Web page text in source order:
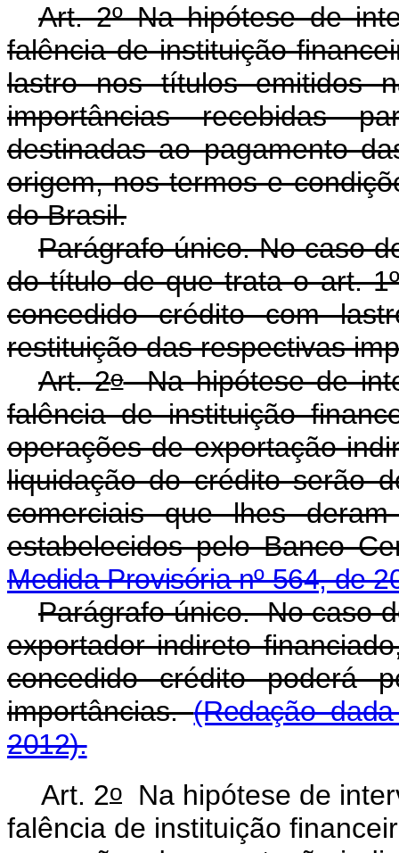
Art. 2º Na hipótese de
falência de instituição
lastro nos títulos emitidos
importâncias recebidas
destinadas ao pagamento
origem, nos termos e
do Brasil.
Parágrafo único. No caso
do título de que trata o art.
concedido crédito com
restituição das respectivas
Art. 2oNa hipótese de
falência de instituição
operações de exportação
liquidação do crédito serão
comerciais que lhes
estabelecidos pelo Banco
Medida Provisória nº 564, de
Parágrafo único. No caso
exportador indireto
concedido crédito poderá
importâncias.(Redação
2012).
Art. 2o Na hipótese de
falência de instituição